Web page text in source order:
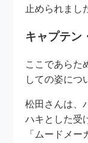
止められまし
キャプテン
ここであらた
しての姿につ
松田さんは、
ハキとした受
「ムードメ